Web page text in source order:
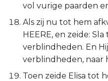
vol vurige paarden
Als zij nu tot hem
HEERE, en zeide:
verblindheden. En
verblindheden, naar
Toen zeide Elisa tot